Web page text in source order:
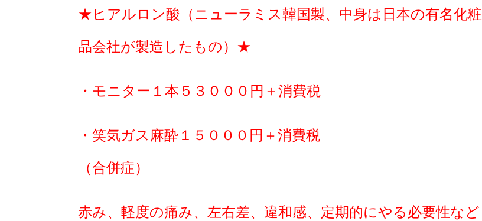
★ヒアルロン酸（ニューラミス韓国製、中身は日本の有名化粧
品会社が製造したもの）★
・モニター１本５３０００円＋消費税
・笑気ガス麻酔１５０００円＋消費税
（合併症）
赤み、軽度の痛み、左右差、違和感、定期的にやる必要性など